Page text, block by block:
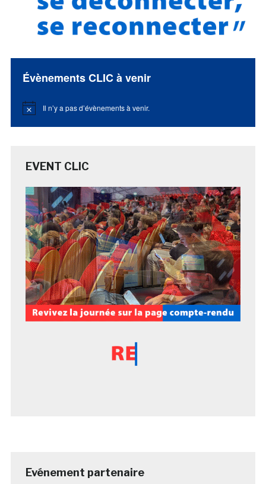
Évènements CLIC à venir
Notice Il n’y a pas d’évènements à venir.
EVENT CLIC
Evénement partenaire